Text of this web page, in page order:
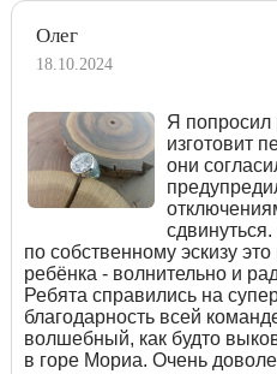
Олег
18.10.2024
Я попросил
изготовит
они
по собственному эскизу
ребёнка - волнительно и
Ребята справились на
благодарность всей
волшебный, как будто
в горе Мориа. Очень